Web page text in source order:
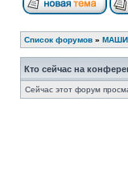
Список форумов »
Кто сейчас на
Сейчас этот форум